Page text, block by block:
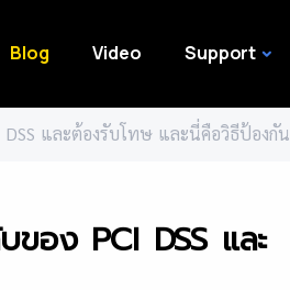
Blog Video Support
และต้องรับโทษ และนี่คือวิธีป้องกัน
อง PCI DSS และ